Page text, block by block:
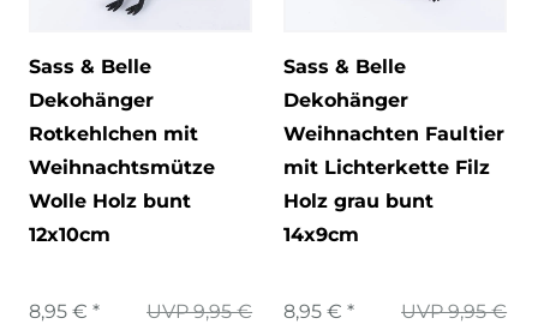
Sass & Belle
Dekohänger
Rotkehlchen mit
Weihnachtsmütze
Wolle Holz bunt
12x10cm
UVP 9,95 €
8,95 € *
Sass & Belle
Dekohänger
Weihnachten Faultier
mit Lichterkette Filz
Holz grau bunt
14x9cm
UVP 9,95 €
8,95 € *